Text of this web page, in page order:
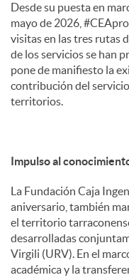
Desde su puesta en
mayo de 2026,
visitas en las tres rutas
de los servicios se han
pone de manifiesto la
contribución del
territorios.
Impulso al
La Fundación Caja
aniversario, también
el territorio
desarrolladas
Virgili (URV). En el
académica y la